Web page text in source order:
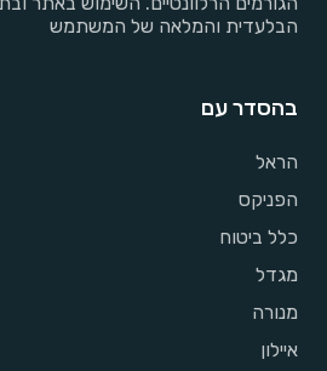
הבלעדית והמלאה של המשתמש
בהסדר עם
הראל
הפניקס
כלל ביטוח
מגדל
מנורה
איילון